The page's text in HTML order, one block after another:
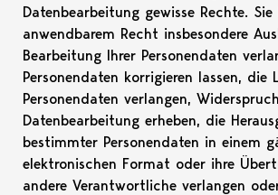
Datenbearbeitung gewisse Rechte.
anwendbarem Recht insbesondere
Bearbeitung Ihrer Personendaten
Personendaten korrigieren lassen, die
Personendaten verlangen,
Datenbearbeitung erheben, die
bestimmter Personendaten in einem
elektronischen Format oder ihre
andere Verantwortliche verlangen